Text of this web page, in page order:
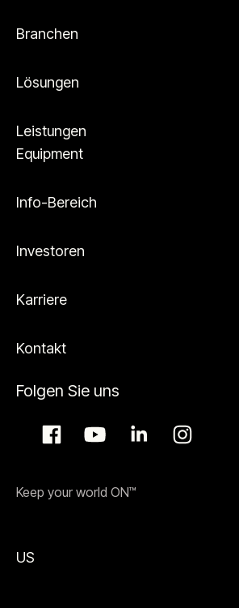
Branchen
Lösungen
Leistungen
Equipment
Info-Bereich
Investoren
Karriere
Kontakt
Folgen Sie uns
Keep your world ON™
US